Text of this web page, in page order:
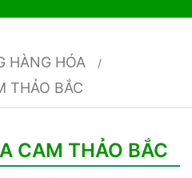
HÀNG HÓA
THẢO BẮC
CAM THẢO BẮC